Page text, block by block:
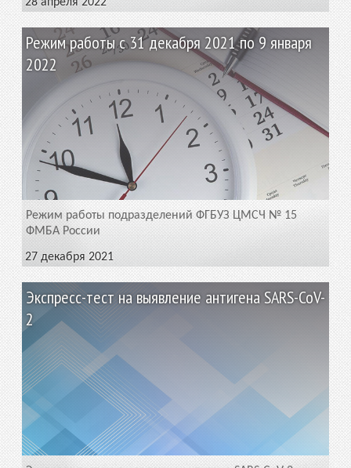
Режим работы с 31 декабря 2021 по 9 января
2022
27 декабря 2021
Режим работы подразделений ФГБУЗ ЦМСЧ № 15
ФМБА России
Экспресс-тест на выявление антигена SARS-CoV-
2